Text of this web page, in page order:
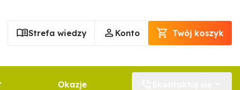
Strefa wiedzy Konto Twój koszyk
Okazje